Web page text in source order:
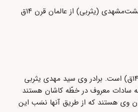
او را فقیهی محقق، مجتهدی اصولی، مدرسی مدقّق، ادیبی متبحّر و عالمی پرهیزکار خوانده‌اند. پدر وی سید محمدرضا پشت‌مشهدی (یثربی) از عالمان قرن ۱۴ق
سید علی یثربی کاشانی معروف به آقامیر سید علی یثربی، نخستین فرزند سید محمدرضا پشت‌مشهدی، (از عالمان قرن ۱۴ق) است. برادر وی سید مهدی یثربی
سادات معروف در خطّه کاشان هستند
وی هستند که از طریق آنها نسَب این